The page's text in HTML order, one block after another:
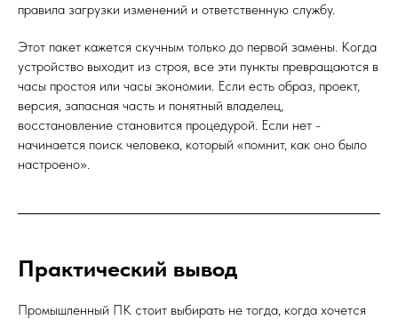
правила загрузки изменений и ответственную службу.
Этот пакет кажется скучным только до первой замены. Когда
устройство выходит из строя, все эти пункты превращаются в
часы простоя или часы экономии. Если есть образ, проект,
версия, запасная часть и понятный владелец,
восстановление становится процедурой. Если нет -
начинается поиск человека, который «помнит, как оно было
настроено».
Практический вывод
Промышленный ПК стоит выбирать не тогда, когда хочется